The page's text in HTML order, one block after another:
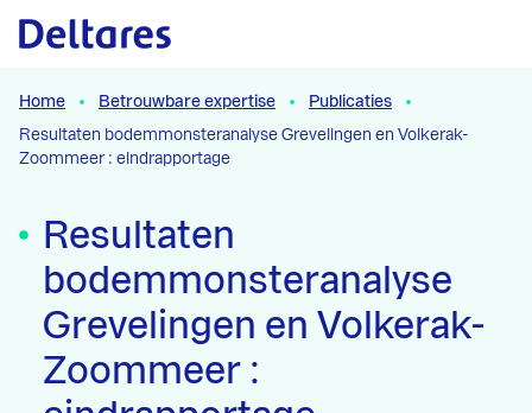
Naar hoofdcontent
Home Betrouwbare expertise
Publicaties
Resultaten bodemmonsteranalyse Grevelingen en Volkerak-
Zoommeer : eindrapportage
Resultaten
bodemmonsteranalyse
Grevelingen en Volkerak-
Zoommeer :